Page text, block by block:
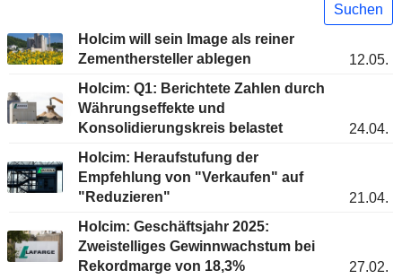
Suchen
Holcim will sein Image als reiner
Zementhersteller ablegen
12.05.
Holcim: Q1: Berichtete Zahlen durch
Währungseffekte und
Konsolidierungskreis belastet
24.04.
Holcim: Heraufstufung der
Empfehlung von "Verkaufen" auf
"Reduzieren"
21.04.
Holcim: Geschäftsjahr 2025:
Zweistelliges Gewinnwachstum bei
Rekordmarge von 18,3%
27.02.